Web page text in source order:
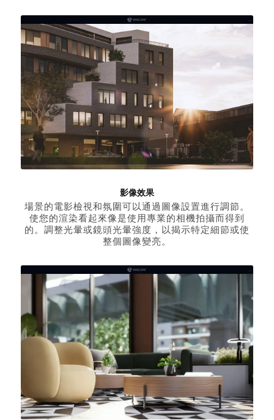
影像效果
場景的電影檢視和氛圍可以通過圖像設置進行調節。
使您的渲染看起來像是使用專業的相機拍攝而得到
的。調整光暈或鏡頭光暈強度，以揭示特定細節或使
整個圖像變亮。